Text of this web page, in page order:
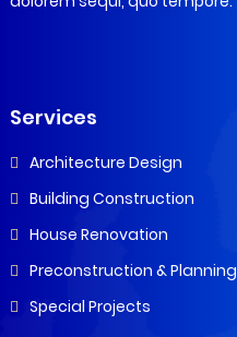
Services
Architecture Design
Building Construction
House Renovation
Preconstruction & Planning
Special Projects